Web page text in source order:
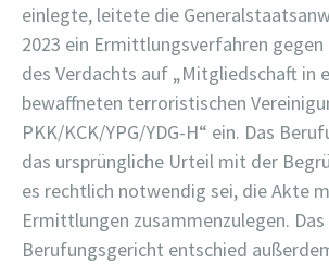
einlegte, leitete die
2023 ein Ermittlungsverfahren gegen
des Verdachts auf „Mitgliedschaft in
bewaffneten terroristischen
PKK/KCK/YPG/YDG-H“ ein. Das
das ursprüngliche Urteil mit der
es rechtlich notwendig sei, die Akte
Ermittlungen zusammenzulegen. Das
Berufungsgericht entschied